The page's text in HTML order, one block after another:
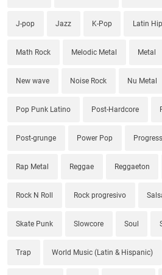
J-pop Jazz K-Pop Latin
Math Rock Melodic Metal Metal
New wave Noise Rock Nu Metal
Pop Punk Latino Post-Hardcore
Post-grunge Power Pop
Rap Metal Reggae Reggaeton
Rock N Roll Rock progresivo
Skate Punk Slowcore Soul
Trap World Music (Latin & Hispanic)